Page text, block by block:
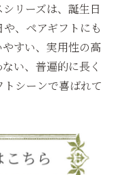
リーズは、誕生日
、ペアギフトにも
すい、実用性の高
い、普遍的に長く
シーンで喜ばれて